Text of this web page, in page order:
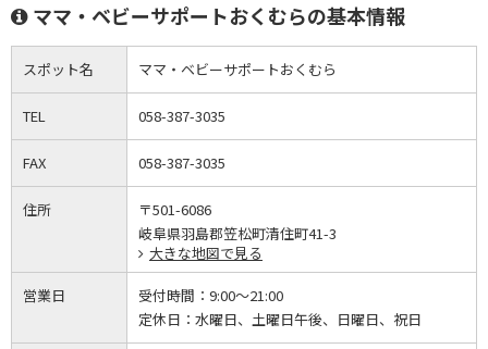
ママ・ベビーサポートおくむらの基本情報
スポット名 ママ・ベビーサポートおくむら
TEL 058-387-3035
FAX 058-387-3035
住所
〒501-6086
岐阜県羽島郡笠松町清住町41-3
大きな地図で見る
営業日 受付時間： 9:00～21:00
定休日： 水曜日、土曜日午後、日曜日、祝日